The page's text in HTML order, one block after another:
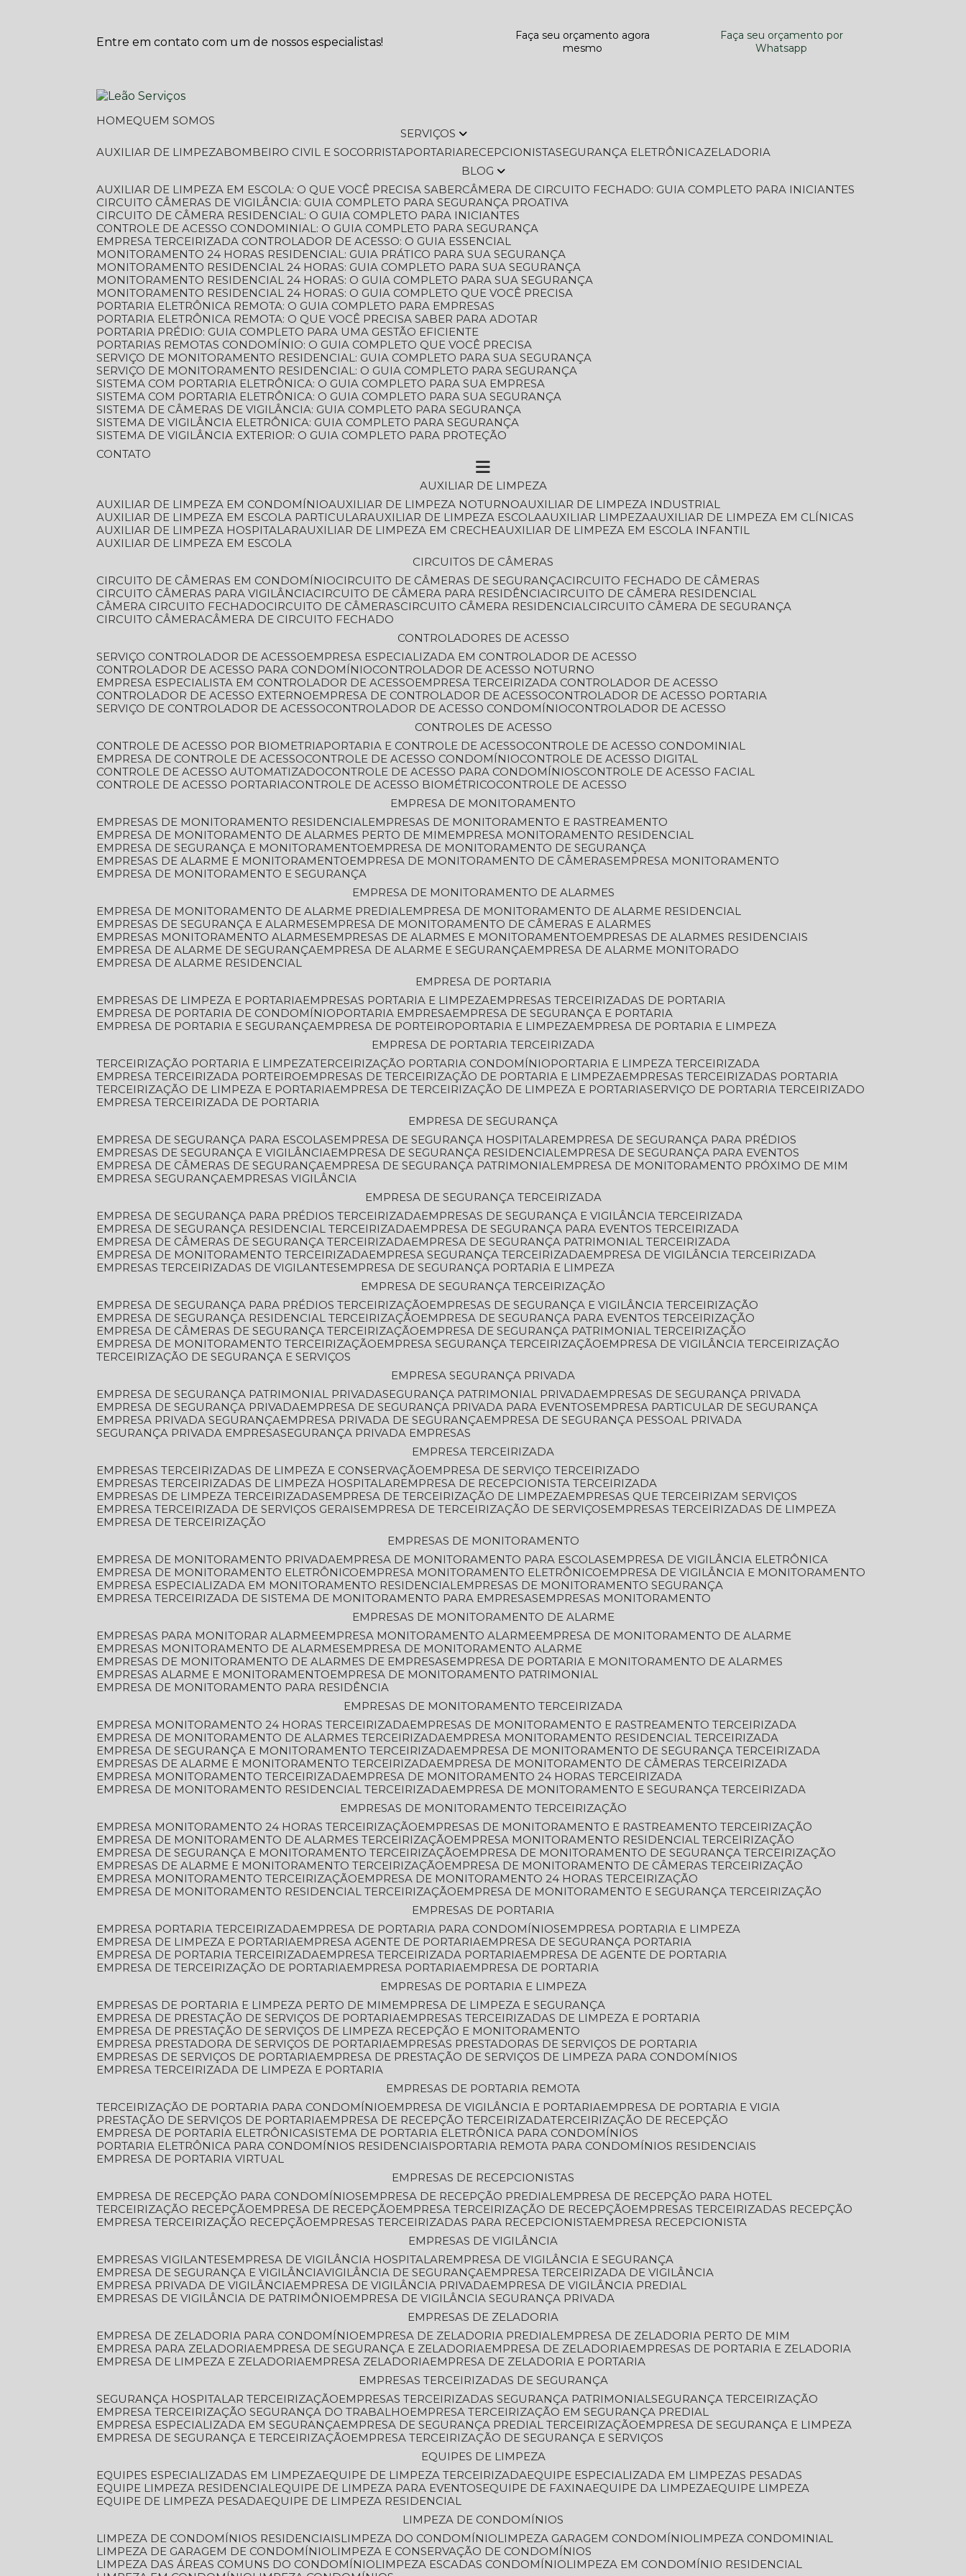
Entre em contato com um de nossos especialistas!
Faça seu orçamento agora
mesmo
Faça seu orçamento por
Whatsapp
HOME
QUEM SOMOS
SERVIÇOS
AUXILIAR DE LIMPEZA
BOMBEIRO CIVIL E SOCORRISTA PORTARIA RECEPCIONISTA SEGURANÇA ELETRÔNICA
ZELADORIA
BLOG
AUXILIAR DE LIMPEZA EM ESCOLA: O QUE VOCÊ PRECISA SABER
CÂMERA DE CIRCUITO FECHADO: GUIA COMPLETO PARA INICIANTES
CIRCUITO CÂMERAS DE VIGILÂNCIA: GUIA COMPLETO PARA SEGURANÇA PROATIVA
CIRCUITO DE CÂMERA RESIDENCIAL: O GUIA COMPLETO PARA INICIANTES
CONTROLE DE ACESSO CONDOMINIAL: O GUIA COMPLETO PARA SEGURANÇA
EMPRESA TERCEIRIZADA CONTROLADOR DE ACESSO: O GUIA ESSENCIAL
MONITORAMENTO 24 HORAS RESIDENCIAL: GUIA PRÁTICO PARA SUA SEGURANÇA
MONITORAMENTO RESIDENCIAL 24 HORAS: GUIA COMPLETO PARA SUA SEGURANÇA
MONITORAMENTO RESIDENCIAL 24 HORAS: O GUIA COMPLETO PARA SUA SEGURANÇA
MONITORAMENTO RESIDENCIAL 24 HORAS: O GUIA COMPLETO QUE VOCÊ PRECISA
PORTARIA ELETRÔNICA REMOTA: O GUIA COMPLETO PARA EMPRESAS
PORTARIA ELETRÔNICA REMOTA: O QUE VOCÊ PRECISA SABER PARA ADOTAR
PORTARIA PRÉDIO: GUIA COMPLETO PARA UMA GESTÃO EFICIENTE
PORTARIAS REMOTAS CONDOMÍNIO: O GUIA COMPLETO QUE VOCÊ PRECISA
SERVIÇO DE MONITORAMENTO RESIDENCIAL: GUIA COMPLETO PARA SUA SEGURANÇA
SERVIÇO DE MONITORAMENTO RESIDENCIAL: O GUIA COMPLETO PARA SEGURANÇA
SISTEMA COM PORTARIA ELETRÔNICA: O GUIA COMPLETO PARA SUA EMPRESA
SISTEMA COM PORTARIA ELETRÔNICA: O GUIA COMPLETO PARA SUA SEGURANÇA
SISTEMA DE CÂMERAS DE VIGILÂNCIA: GUIA COMPLETO PARA SEGURANÇA
SISTEMA DE VIGILÂNCIA ELETRÔNICA: GUIA COMPLETO PARA SEGURANÇA
SISTEMA DE VIGILÂNCIA EXTERIOR: O GUIA COMPLETO PARA PROTEÇÃO
CONTATO
AUXILIAR DE LIMPEZA
AUXILIAR DE LIMPEZA EM CONDOMÍNIO
AUXILIAR DE LIMPEZA NOTURNO
AUXILIAR DE LIMPEZA INDUSTRIAL
AUXILIAR DE LIMPEZA EM ESCOLA PARTICULAR
AUXILIAR DE LIMPEZA ESCOLA AUXILIAR LIMPEZA
AUXILIAR DE LIMPEZA EM CLÍNICAS
AUXILIAR DE LIMPEZA HOSPITALAR
AUXILIAR DE LIMPEZA EM CRECHE
AUXILIAR DE LIMPEZA EM ESCOLA INFANTIL
AUXILIAR DE LIMPEZA EM ESCOLA
CIRCUITOS DE CÂMERAS
CIRCUITO DE CÂMERAS EM CONDOMÍNIO
CIRCUITO DE CÂMERAS DE SEGURANÇA
CIRCUITO FECHADO DE CÂMERAS
CIRCUITO CÂMERAS PARA VIGILÂNCIA
CIRCUITO DE CÂMERA PARA RESIDÊNCIA
CIRCUITO DE CÂMERA RESIDENCIAL
CÂMERA CIRCUITO FECHADO
CIRCUITO DE CÂMERAS CIRCUITO CÂMERA RESIDENCIAL
CIRCUITO CÂMERA DE SEGURANÇA
CIRCUITO CÂMERA
CÂMERA DE CIRCUITO FECHADO
CONTROLADORES DE ACESSO
SERVIÇO CONTROLADOR DE ACESSO
EMPRESA ESPECIALIZADA EM CONTROLADOR DE ACESSO
CONTROLADOR DE ACESSO PARA CONDOMÍNIO
CONTROLADOR DE ACESSO NOTURNO
EMPRESA ESPECIALISTA EM CONTROLADOR DE ACESSO
EMPRESA TERCEIRIZADA CONTROLADOR DE ACESSO
CONTROLADOR DE ACESSO EXTERNO
EMPRESA DE CONTROLADOR DE ACESSO
CONTROLADOR DE ACESSO PORTARIA
SERVIÇO DE CONTROLADOR DE ACESSO
CONTROLADOR DE ACESSO CONDOMÍNIO
CONTROLADOR DE ACESSO
CONTROLES DE ACESSO
CONTROLE DE ACESSO POR BIOMETRIA
PORTARIA E CONTROLE DE ACESSO
CONTROLE DE ACESSO CONDOMINIAL
EMPRESA DE CONTROLE DE ACESSO
CONTROLE DE ACESSO CONDOMÍNIO
CONTROLE DE ACESSO DIGITAL
CONTROLE DE ACESSO AUTOMATIZADO
CONTROLE DE ACESSO PARA CONDOMÍNIOS
CONTROLE DE ACESSO FACIAL
CONTROLE DE ACESSO PORTARIA CONTROLE DE ACESSO BIOMÉTRICO
CONTROLE DE ACESSO
EMPRESA DE MONITORAMENTO
EMPRESAS DE MONITORAMENTO RESIDENCIAL
EMPRESAS DE MONITORAMENTO E RASTREAMENTO
EMPRESA DE MONITORAMENTO DE ALARMES PERTO DE MIM
EMPRESA MONITORAMENTO RESIDENCIAL
EMPRESA DE SEGURANÇA E MONITORAMENTO
EMPRESA DE MONITORAMENTO DE SEGURANÇA
EMPRESAS DE ALARME E MONITORAMENTO
EMPRESA DE MONITORAMENTO DE CÂMERAS
EMPRESA MONITORAMENTO
EMPRESA DE MONITORAMENTO E SEGURANÇA
EMPRESA DE MONITORAMENTO DE ALARMES
EMPRESA DE MONITORAMENTO DE ALARME PREDIAL
EMPRESA DE MONITORAMENTO DE ALARME RESIDENCIAL
EMPRESAS DE SEGURANÇA E ALARMES
EMPRESA DE MONITORAMENTO DE CÂMERAS E ALARMES
EMPRESAS MONITORAMENTO ALARMES
EMPRESAS DE ALARMES E MONITORAMENTO
EMPRESAS DE ALARMES RESIDENCIAIS
EMPRESA DE ALARME DE SEGURANÇA
EMPRESA DE ALARME E SEGURANÇA
EMPRESA DE ALARME MONITORADO
EMPRESA DE ALARME RESIDENCIAL
EMPRESA DE PORTARIA
EMPRESAS DE LIMPEZA E PORTARIA
EMPRESAS PORTARIA E LIMPEZA
EMPRESAS TERCEIRIZADAS DE PORTARIA
EMPRESA DE PORTARIA DE CONDOMÍNIO
PORTARIA EMPRESA
EMPRESA DE SEGURANÇA E PORTARIA
EMPRESA DE PORTARIA E SEGURANÇA
EMPRESA DE PORTEIRO PORTARIA E LIMPEZA
EMPRESA DE PORTARIA E LIMPEZA
EMPRESA DE PORTARIA TERCEIRIZADA
TERCEIRIZAÇÃO PORTARIA E LIMPEZA TERCEIRIZAÇÃO PORTARIA CONDOMÍNIO
PORTARIA E LIMPEZA TERCEIRIZADA
EMPRESA TERCEIRIZADA PORTEIRO
EMPRESAS DE TERCEIRIZAÇÃO DE PORTARIA E LIMPEZA
EMPRESAS TERCEIRIZADAS PORTARIA
TERCEIRIZAÇÃO DE LIMPEZA E PORTARIA
EMPRESA DE TERCEIRIZAÇÃO DE LIMPEZA E PORTARIA SERVIÇO DE PORTARIA TERCEIRIZADO
EMPRESA TERCEIRIZADA DE PORTARIA
EMPRESA DE SEGURANÇA
EMPRESA DE SEGURANÇA PARA ESCOLAS
EMPRESA DE SEGURANÇA HOSPITALAR
EMPRESA DE SEGURANÇA PARA PRÉDIOS
EMPRESAS DE SEGURANÇA E VIGILÂNCIA
EMPRESA DE SEGURANÇA RESIDENCIAL
EMPRESA DE SEGURANÇA PARA EVENTOS
EMPRESA DE CÂMERAS DE SEGURANÇA
EMPRESA DE SEGURANÇA PATRIMONIAL
EMPRESA DE MONITORAMENTO PRÓXIMO DE MIM
EMPRESA SEGURANÇA
EMPRESAS VIGILÂNCIA
EMPRESA DE SEGURANÇA TERCEIRIZADA
EMPRESA DE SEGURANÇA PARA PRÉDIOS TERCEIRIZADA
EMPRESAS DE SEGURANÇA E VIGILÂNCIA TERCEIRIZADA
EMPRESA DE SEGURANÇA RESIDENCIAL TERCEIRIZADA
EMPRESA DE SEGURANÇA PARA EVENTOS TERCEIRIZADA
EMPRESA DE CÂMERAS DE SEGURANÇA TERCEIRIZADA
EMPRESA DE SEGURANÇA PATRIMONIAL TERCEIRIZADA
EMPRESA DE MONITORAMENTO TERCEIRIZADA
EMPRESA SEGURANÇA TERCEIRIZADA
EMPRESA DE VIGILÂNCIA TERCEIRIZADA
EMPRESAS TERCEIRIZADAS DE VIGILANTES
EMPRESA DE SEGURANÇA PORTARIA E LIMPEZA
EMPRESA DE SEGURANÇA TERCEIRIZAÇÃO
EMPRESA DE SEGURANÇA PARA PRÉDIOS TERCEIRIZAÇÃO
EMPRESAS DE SEGURANÇA E VIGILÂNCIA TERCEIRIZAÇÃO
EMPRESA DE SEGURANÇA RESIDENCIAL TERCEIRIZAÇÃO
EMPRESA DE SEGURANÇA PARA EVENTOS TERCEIRIZAÇÃO
EMPRESA DE CÂMERAS DE SEGURANÇA TERCEIRIZAÇÃO
EMPRESA DE SEGURANÇA PATRIMONIAL TERCEIRIZAÇÃO
EMPRESA DE MONITORAMENTO TERCEIRIZAÇÃO
EMPRESA SEGURANÇA TERCEIRIZAÇÃO
EMPRESA DE VIGILÂNCIA TERCEIRIZAÇÃO
TERCEIRIZAÇÃO DE SEGURANÇA E SERVIÇOS
EMPRESA SEGURANÇA PRIVADA
EMPRESA DE SEGURANÇA PATRIMONIAL PRIVADA SEGURANÇA PATRIMONIAL PRIVADA
EMPRESAS DE SEGURANÇA PRIVADA
EMPRESA DE SEGURANÇA PRIVADA
EMPRESA DE SEGURANÇA PRIVADA PARA EVENTOS
EMPRESA PARTICULAR DE SEGURANÇA
EMPRESA PRIVADA SEGURANÇA
EMPRESA PRIVADA DE SEGURANÇA
EMPRESA DE SEGURANÇA PESSOAL PRIVADA
SEGURANÇA PRIVADA EMPRESA SEGURANÇA PRIVADA EMPRESAS
EMPRESA TERCEIRIZADA
EMPRESAS TERCEIRIZADAS DE LIMPEZA E CONSERVAÇÃO
EMPRESA DE SERVIÇO TERCEIRIZADO
EMPRESAS TERCEIRIZADAS DE LIMPEZA HOSPITALAR
EMPRESA DE RECEPCIONISTA TERCEIRIZADA
EMPRESAS DE LIMPEZA TERCEIRIZADAS
EMPRESA DE TERCEIRIZAÇÃO DE LIMPEZA
EMPRESAS QUE TERCEIRIZAM SERVIÇOS
EMPRESA TERCEIRIZADA DE SERVIÇOS GERAIS
EMPRESA DE TERCEIRIZAÇÃO DE SERVIÇOS
EMPRESAS TERCEIRIZADAS DE LIMPEZA
EMPRESA DE TERCEIRIZAÇÃO
EMPRESAS DE MONITORAMENTO
EMPRESA DE MONITORAMENTO PRIVADA
EMPRESA DE MONITORAMENTO PARA ESCOLAS
EMPRESA DE VIGILÂNCIA ELETRÔNICA
EMPRESA DE MONITORAMENTO ELETRÔNICO
EMPRESA MONITORAMENTO ELETRÔNICO
EMPRESA DE VIGILÂNCIA E MONITORAMENTO
EMPRESA ESPECIALIZADA EM MONITORAMENTO RESIDENCIAL
EMPRESAS DE MONITORAMENTO SEGURANÇA
EMPRESA TERCEIRIZADA DE SISTEMA DE MONITORAMENTO PARA EMPRESAS
EMPRESAS MONITORAMENTO
EMPRESAS DE MONITORAMENTO DE ALARME
EMPRESAS PARA MONITORAR ALARME
EMPRESA MONITORAMENTO ALARME
EMPRESA DE MONITORAMENTO DE ALARME
EMPRESAS MONITORAMENTO DE ALARMES
EMPRESA DE MONITORAMENTO ALARME
EMPRESAS DE MONITORAMENTO DE ALARMES DE EMPRESAS
EMPRESA DE PORTARIA E MONITORAMENTO DE ALARMES
EMPRESAS ALARME E MONITORAMENTO
EMPRESA DE MONITORAMENTO PATRIMONIAL
EMPRESA DE MONITORAMENTO PARA RESIDÊNCIA
EMPRESAS DE MONITORAMENTO TERCEIRIZADA
EMPRESA MONITORAMENTO 24 HORAS TERCEIRIZADA
EMPRESAS DE MONITORAMENTO E RASTREAMENTO TERCEIRIZADA
EMPRESA DE MONITORAMENTO DE ALARMES TERCEIRIZADA
EMPRESA MONITORAMENTO RESIDENCIAL TERCEIRIZADA
EMPRESA DE SEGURANÇA E MONITORAMENTO TERCEIRIZADA
EMPRESA DE MONITORAMENTO DE SEGURANÇA TERCEIRIZADA
EMPRESAS DE ALARME E MONITORAMENTO TERCEIRIZADA
EMPRESA DE MONITORAMENTO DE CÂMERAS TERCEIRIZADA
EMPRESA MONITORAMENTO TERCEIRIZADA
EMPRESA DE MONITORAMENTO 24 HORAS TERCEIRIZADA
EMPRESA DE MONITORAMENTO RESIDENCIAL TERCEIRIZADA
EMPRESA DE MONITORAMENTO E SEGURANÇA TERCEIRIZADA
EMPRESAS DE MONITORAMENTO TERCEIRIZAÇÃO
EMPRESA MONITORAMENTO 24 HORAS TERCEIRIZAÇÃO
EMPRESAS DE MONITORAMENTO E RASTREAMENTO TERCEIRIZAÇÃO
EMPRESA DE MONITORAMENTO DE ALARMES TERCEIRIZAÇÃO
EMPRESA MONITORAMENTO RESIDENCIAL TERCEIRIZAÇÃO
EMPRESA DE SEGURANÇA E MONITORAMENTO TERCEIRIZAÇÃO
EMPRESA DE MONITORAMENTO DE SEGURANÇA TERCEIRIZAÇÃO
EMPRESAS DE ALARME E MONITORAMENTO TERCEIRIZAÇÃO
EMPRESA DE MONITORAMENTO DE CÂMERAS TERCEIRIZAÇÃO
EMPRESA MONITORAMENTO TERCEIRIZAÇÃO
EMPRESA DE MONITORAMENTO 24 HORAS TERCEIRIZAÇÃO
EMPRESA DE MONITORAMENTO RESIDENCIAL TERCEIRIZAÇÃO
EMPRESA DE MONITORAMENTO E SEGURANÇA TERCEIRIZAÇÃO
EMPRESAS DE PORTARIA
EMPRESA PORTARIA TERCEIRIZADA
EMPRESA DE PORTARIA PARA CONDOMÍNIOS
EMPRESA PORTARIA E LIMPEZA
EMPRESA DE LIMPEZA E PORTARIA
EMPRESA AGENTE DE PORTARIA
EMPRESA DE SEGURANÇA PORTARIA
EMPRESA DE PORTARIA TERCEIRIZADA
EMPRESA TERCEIRIZADA PORTARIA
EMPRESA DE AGENTE DE PORTARIA
EMPRESA DE TERCEIRIZAÇÃO DE PORTARIA
EMPRESA PORTARIA
EMPRESA DE PORTARIA
EMPRESAS DE PORTARIA E LIMPEZA
EMPRESAS DE PORTARIA E LIMPEZA PERTO DE MIM
EMPRESA DE LIMPEZA E SEGURANÇA
EMPRESA DE PRESTAÇÃO DE SERVIÇOS DE PORTARIA
EMPRESAS TERCEIRIZADAS DE LIMPEZA E PORTARIA
EMPRESA DE PRESTAÇÃO DE SERVIÇOS DE LIMPEZA RECEPÇÃO E MONITORAMENTO
EMPRESA PRESTADORA DE SERVIÇOS DE PORTARIA
EMPRESAS PRESTADORAS DE SERVIÇOS DE PORTARIA
EMPRESAS DE SERVIÇOS DE PORTARIA
EMPRESA DE PRESTAÇÃO DE SERVIÇOS DE LIMPEZA PARA CONDOMÍNIOS
EMPRESA TERCEIRIZADA DE LIMPEZA E PORTARIA
EMPRESAS DE PORTARIA REMOTA
TERCEIRIZAÇÃO DE PORTARIA PARA CONDOMÍNIO
EMPRESA DE VIGILÂNCIA E PORTARIA
EMPRESA DE PORTARIA E VIGIA
PRESTAÇÃO DE SERVIÇOS DE PORTARIA
EMPRESA DE RECEPÇÃO TERCEIRIZADA TERCEIRIZAÇÃO DE RECEPÇÃO
EMPRESA DE PORTARIA ELETRÔNICA SISTEMA DE PORTARIA ELETRÔNICA PARA CONDOMÍNIOS
PORTARIA ELETRÔNICA PARA CONDOMÍNIOS RESIDENCIAIS
PORTARIA REMOTA PARA CONDOMÍNIOS RESIDENCIAIS
EMPRESA DE PORTARIA VIRTUAL
EMPRESAS DE RECEPCIONISTAS
EMPRESA DE RECEPÇÃO PARA CONDOMÍNIOS
EMPRESA DE RECEPÇÃO PREDIAL
EMPRESA DE RECEPÇÃO PARA HOTEL
TERCEIRIZAÇÃO RECEPÇÃO
EMPRESA DE RECEPÇÃO EMPRESA TERCEIRIZAÇÃO DE RECEPÇÃO
EMPRESAS TERCEIRIZADAS RECEPÇÃO
EMPRESA TERCEIRIZAÇÃO RECEPÇÃO
EMPRESAS TERCEIRIZADAS PARA RECEPCIONISTA
EMPRESA RECEPCIONISTA
EMPRESAS DE VIGILÂNCIA
EMPRESAS VIGILANTES
EMPRESA DE VIGILÂNCIA HOSPITALAR
EMPRESA DE VIGILÂNCIA E SEGURANÇA
EMPRESA DE SEGURANÇA E VIGILÂNCIA VIGILÂNCIA DE SEGURANÇA
EMPRESA TERCEIRIZADA DE VIGILÂNCIA
EMPRESA PRIVADA DE VIGILÂNCIA
EMPRESA DE VIGILÂNCIA PRIVADA
EMPRESA DE VIGILÂNCIA PREDIAL
EMPRESAS DE VIGILÂNCIA DE PATRIMÔNIO
EMPRESA DE VIGILÂNCIA SEGURANÇA PRIVADA
EMPRESAS DE ZELADORIA
EMPRESA DE ZELADORIA PARA CONDOMÍNIO
EMPRESA DE ZELADORIA PREDIAL
EMPRESA DE ZELADORIA PERTO DE MIM
EMPRESA PARA ZELADORIA
EMPRESA DE SEGURANÇA E ZELADORIA EMPRESA DE ZELADORIA
EMPRESAS DE PORTARIA E ZELADORIA
EMPRESA DE LIMPEZA E ZELADORIA
EMPRESA ZELADORIA
EMPRESA DE ZELADORIA E PORTARIA
EMPRESAS TERCEIRIZADAS DE SEGURANÇA
SEGURANÇA HOSPITALAR TERCEIRIZAÇÃO
EMPRESAS TERCEIRIZADAS SEGURANÇA PATRIMONIAL SEGURANÇA TERCEIRIZAÇÃO
EMPRESA TERCEIRIZAÇÃO SEGURANÇA DO TRABALHO
EMPRESA TERCEIRIZAÇÃO EM SEGURANÇA PREDIAL
EMPRESA ESPECIALIZADA EM SEGURANÇA
EMPRESA DE SEGURANÇA PREDIAL TERCEIRIZAÇÃO
EMPRESA DE SEGURANÇA E LIMPEZA
EMPRESA DE SEGURANÇA E TERCEIRIZAÇÃO
EMPRESA TERCEIRIZAÇÃO DE SEGURANÇA E SERVIÇOS
EQUIPES DE LIMPEZA
EQUIPES ESPECIALIZADAS EM LIMPEZA EQUIPE DE LIMPEZA TERCEIRIZADA EQUIPE ESPECIALIZADA EM LIMPEZAS PESADAS
EQUIPE LIMPEZA RESIDENCIAL EQUIPE DE LIMPEZA PARA EVENTOS EQUIPE DE FAXINA EQUIPE DA LIMPEZA EQUIPE LIMPEZA
EQUIPE DE LIMPEZA PESADA EQUIPE DE LIMPEZA RESIDENCIAL
LIMPEZA DE CONDOMÍNIOS
LIMPEZA DE CONDOMÍNIOS RESIDENCIAIS
LIMPEZA DO CONDOMÍNIO LIMPEZA GARAGEM CONDOMÍNIO
LIMPEZA CONDOMINIAL
LIMPEZA DE GARAGEM DE CONDOMÍNIO
LIMPEZA E CONSERVAÇÃO DE CONDOMÍNIOS
LIMPEZA DAS ÁREAS COMUNS DO CONDOMÍNIO
LIMPEZA ESCADAS CONDOMÍNIO
LIMPEZA EM CONDOMÍNIO RESIDENCIAL